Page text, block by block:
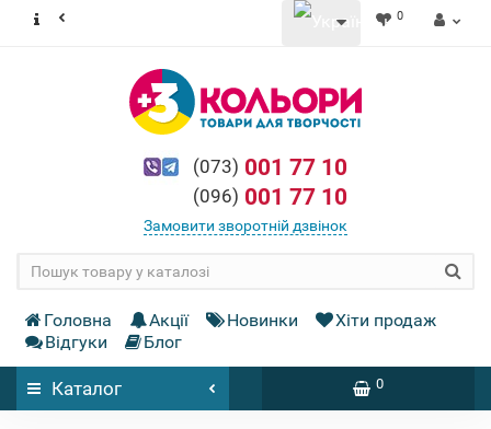
0
(073) 001 77 10
(096) 001 77 10
Замовити зворотній дзвінок
Головна Акції Новинки
Хіти продаж
Відгуки
Блог
Каталог 0